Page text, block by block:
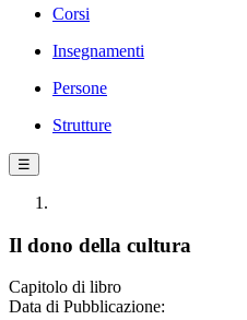
Corsi
Insegnamenti
Persone
Strutture
☰
Il dono della cultura
Capitolo di libro
Data di Pubblicazione: